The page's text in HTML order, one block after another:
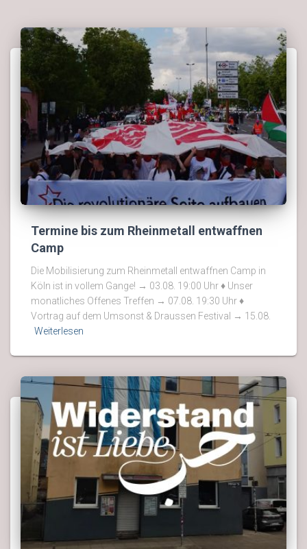
Termine bis zum Rheinmetall entwaffnen
Camp
Die Mobilisierung zum Rheinmetall entwaffnen Camp in
Köln ist in vollem Gange! → 03.08. 19:00 Uhr ♦ Unser
monatliches Offenes Treffen → 07.08. 19:30 Uhr ♦
Vortrag auf dem Umsonst & Draussen Festival → 15.08.
Weiterlesen